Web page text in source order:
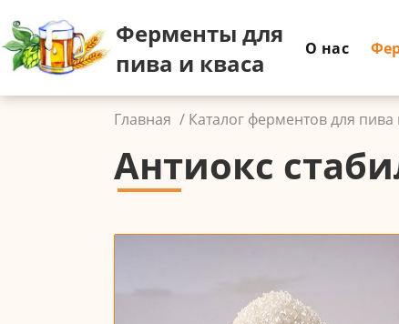
Ферменты для
пива и кваса
О нас
Главная Каталог ферментов для пива
Антиокс